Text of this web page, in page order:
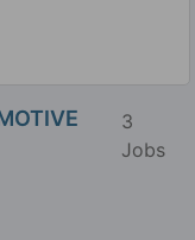
3
Jobs